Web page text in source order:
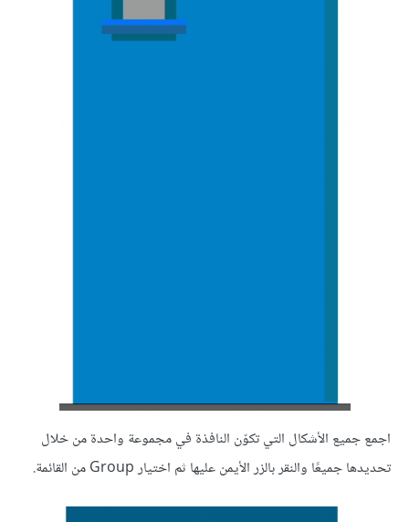
اجمع جميع الأشكال التي تكوّن النافذة في مجموعة واحدة من خلال
تحديدها جميعًا والنقر بالزر الأيمن عليها ثم اختيار Group من القائمة.